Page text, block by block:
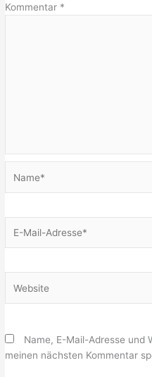
Kommentar *
Mail-
Name, E-Mail-Adresse und
meinen nächsten Kommentar